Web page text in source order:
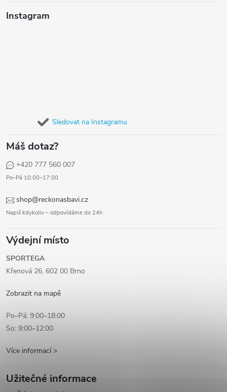
Instagram
Sledovat na Instagramu
Máš dotaz?
+420 777 560 007
Po–Pá 10:00–17:00
shop@reckonasbavi.cz
Napiš kdykoliv – odpovídáme do 24h
Výdejní místo
SPORTEGA
Křenová 26, 602 00 Brno
Zobrazit na mapě
Po–Pá: 9:00–18:00
So: 9:00–12:00
Více informací >
Užitečné informace